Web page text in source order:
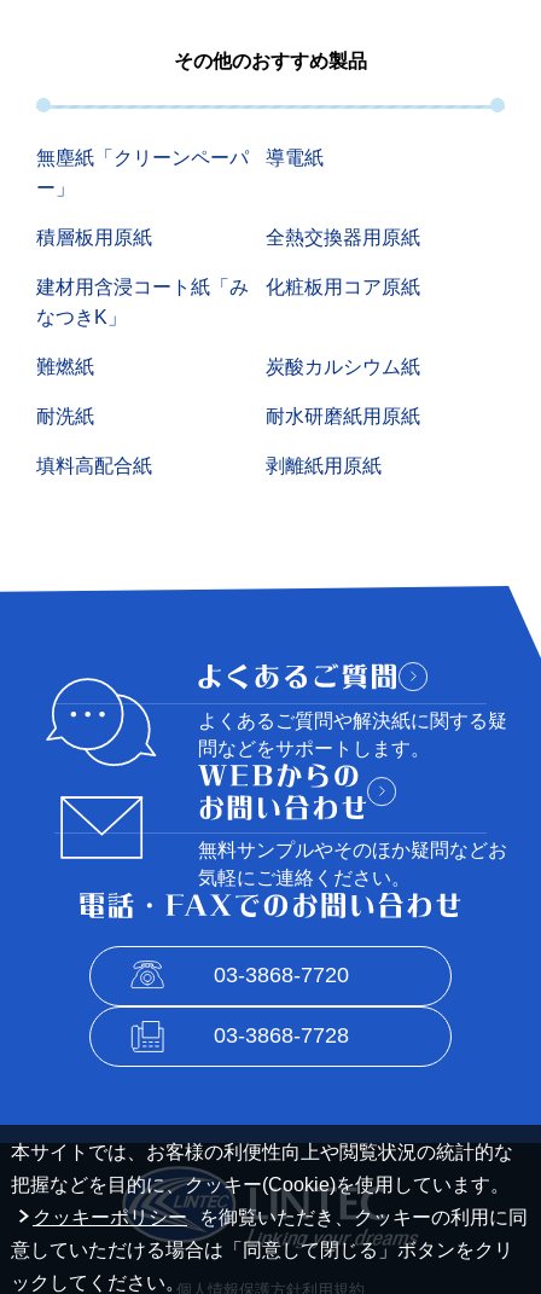
その他のおすすめ製品
無塵紙「クリーンペーパ
ー」
導電紙
積層板用原紙 全熱交換器用原紙
建材用含浸コート紙「み
なつきK」
化粧板用コア原紙
難燃紙 炭酸カルシウム紙
耐洗紙 耐水研磨紙用原紙
填料高配合紙 剥離紙用原紙
よくあるご質問や解決紙に関する疑
問などをサポートします。
無料サンプルやそのほか疑問などお
気軽にご連絡ください。
03-3868-7720
03-3868-7728
個人情報保護方針利用規約
本サイトでは、お客様の利便性向上や閲覧状況の統計的な
把握などを目的に、クッキー(Cookie)を使用しています。
クッキーポリシー
を御覧いただき、クッキーの利用に同
意していただける場合は「同意して閉じる」ボタンをクリ
ックしてください。